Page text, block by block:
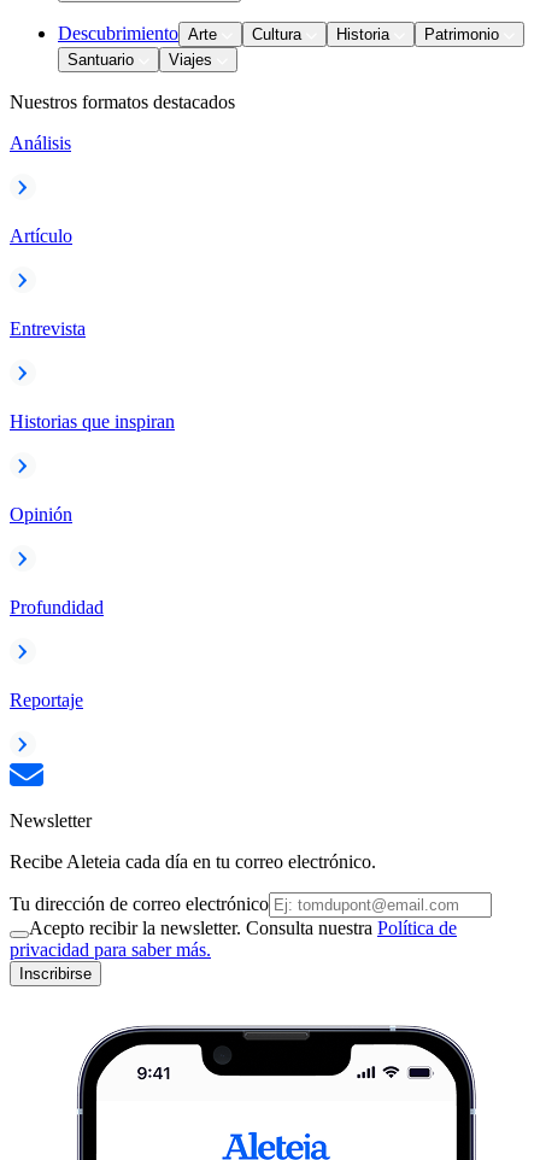
Descubrimiento Arte Cultura Historia
Patrimonio
Santuario
Viajes
Nuestros formatos destacados
Análisis
Artículo
Entrevista
Historias que inspiran
Opinión
Profundidad
Reportaje
Newsletter
Recibe Aleteia cada día en tu correo electrónico.
Tu dirección de correo electrónico
Acepto recibir la newsletter. Consulta nuestra Política de
privacidad para saber más.
Inscribirse